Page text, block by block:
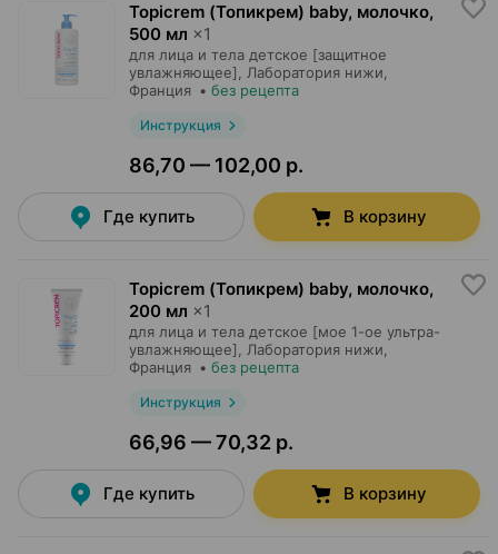
Topicrem (Топикрем) baby, молочко,
500 мл ×1
для лица и тела детское [защитное
увлажняющее],
Лаборатория нижи
Франция • без рецепта
Инструкция
86,70 — 102,00 р.
Где купить В корзину
Topicrem (Топикрем) baby, молочко,
200 мл ×1
для лица и тела детское [мое 1-ое ультра-
увлажняющее],
Лаборатория нижи
Франция • без рецепта
Инструкция
66,96 — 70,32 р.
Где купить В корзину